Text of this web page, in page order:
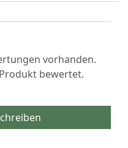
vorhanden.
bewertet.